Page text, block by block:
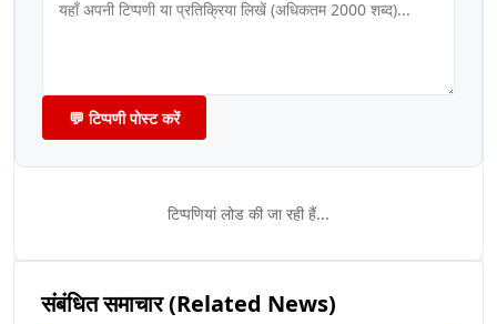
💬 टिप्पणी पोस्ट करें
टिप्पणियां लोड की जा रही हैं...
संबंधित समाचार (Related News)